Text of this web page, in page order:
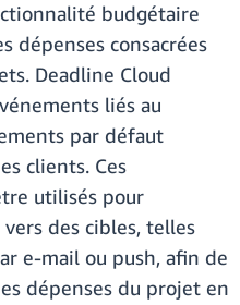
budgétaire
dépenses consacrées
Deadline Cloud
liés au
par défaut
clients. Ces
utilisés pour
des cibles, telles
e-mail ou push, afin de
dépenses du projet en